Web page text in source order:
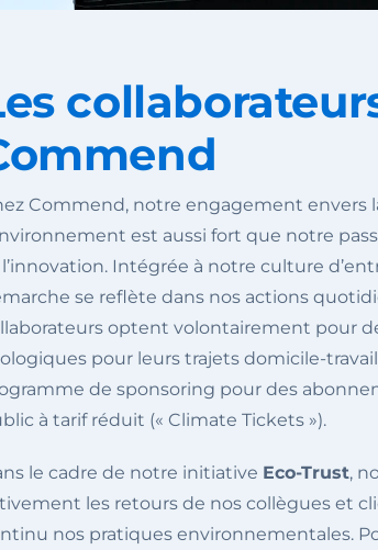
Commend, notre engagement envers
est aussi fort que notre
Intégrée à notre culture
se reflète dans nos actions
optent volontairement pour
pour leurs trajets domicile-
de sponsoring pour des
à tarif réduit (« Climate Tickets »).
le cadre de notre initiative Eco-Trust,
les retours de nos collègues et
nos pratiques environnementales.